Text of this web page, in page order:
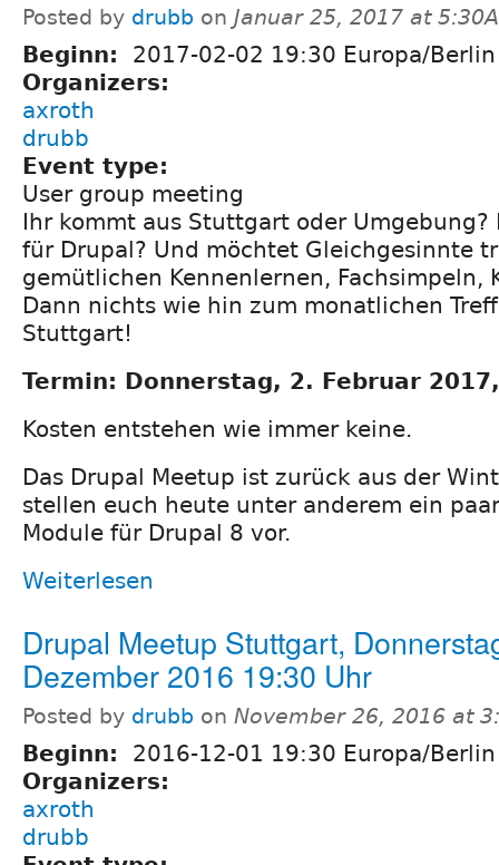
Posted by drubb on Januar 25, 2017 at
Beginn:
2017-02-02 19:30 Europa/Berlin
Organizers:
axroth
drubb
Event type:
User group meeting
Ihr kommt aus Stuttgart oder
für Drupal? Und möchtet Gleichgesinnte
gemütlichen Kennenlernen, Fachsimpeln,
Dann nichts wie hin zum monatlichen
Stuttgart!
Termin: Donnerstag, 2. Februar
Kosten entstehen wie immer keine.
Das Drupal Meetup ist zurück aus der
stellen euch heute unter anderem ein
Module für Drupal 8 vor.
Weiterlesen
Drupal Meetup Stuttgart,
Dezember 2016 19:30 Uhr
Posted by drubb on November 26, 2016 at
Beginn:
2016-12-01 19:30 Europa/Berlin
Organizers:
axroth
drubb